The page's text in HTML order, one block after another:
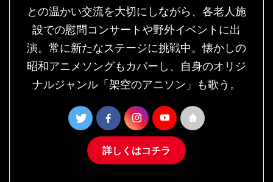
との温かい交流を大切にしながら、各老人施
設での慰問コンサートや野外イベントに出
演。常に新たなステージに挑戦中。懐かしの
昭和アニメソングもカバーし、自身のオリジ
ナルジャンル「架空のアニソン」も歌う。
詳しくはコチラ